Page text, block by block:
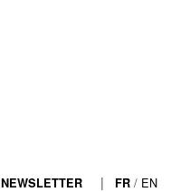
NEWSLETTER | FR / EN